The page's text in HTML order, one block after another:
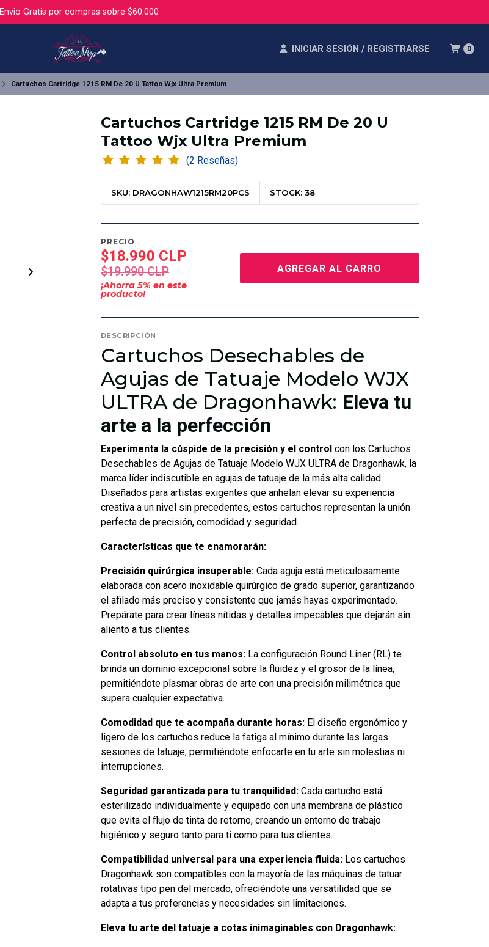
INICIAR SESIÓN / REGISTRARSE 0
Envio Gratis por compras sobre $60.000
Cartuchos Cartridge 1215 RM De 20 U Tattoo Wjx Ultra Premium
Cartuchos Cartridge 1215 RM De 20 U
Tattoo Wjx Ultra Premium
(2 Reseñas)
SKU: DRAGONHAW1215RM20PCS STOCK: 38
PRECIO
$18.990 CLP
$19.990 CLP
¡Ahorra 5% en este
producto!
AGREGAR AL CARRO
DESCRIPCIÓN
Cartuchos Desechables de
Agujas de Tatuaje Modelo WJX
ULTRA de Dragonhawk: Eleva tu
arte a la perfección
Experimenta la cúspide de la precisión y el control con los Cartuchos
Desechables de Agujas de Tatuaje Modelo WJX ULTRA de Dragonhawk, la
marca líder indiscutible en agujas de tatuaje de la más alta calidad.
Diseñados para artistas exigentes que anhelan elevar su experiencia
creativa a un nivel sin precedentes, estos cartuchos representan la unión
perfecta de precisión, comodidad y seguridad.
Características que te enamorarán:
Precisión quirúrgica insuperable: Cada aguja está meticulosamente
elaborada con acero inoxidable quirúrgico de grado superior, garantizando
el afilado más preciso y consistente que jamás hayas experimentado.
Prepárate para crear líneas nítidas y detalles impecables que dejarán sin
aliento a tus clientes.
Control absoluto en tus manos: La configuración Round Liner (RL) te
brinda un dominio excepcional sobre la fluidez y el grosor de la línea,
permitiéndote plasmar obras de arte con una precisión milimétrica que
supera cualquier expectativa.
Comodidad que te acompaña durante horas: El diseño ergonómico y
ligero de los cartuchos reduce la fatiga al mínimo durante las largas
sesiones de tatuaje, permitiéndote enfocarte en tu arte sin molestias ni
interrupciones.
Seguridad garantizada para tu tranquilidad: Cada cartucho está
esterilizado individualmente y equipado con una membrana de plástico
que evita el flujo de tinta de retorno, creando un entorno de trabajo
higiénico y seguro tanto para ti como para tus clientes.
Compatibilidad universal para una experiencia fluida: Los cartuchos
Dragonhawk son compatibles con la mayoría de las máquinas de tatuar
rotativas tipo pen del mercado, ofreciéndote una versatilidad que se
adapta a tus preferencias y necesidades sin limitaciones.
Eleva tu arte del tatuaje a cotas inimaginables con Dragonhawk: